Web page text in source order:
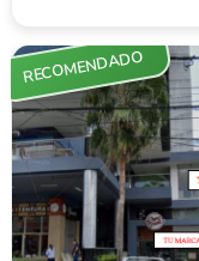
RECOMENDADO